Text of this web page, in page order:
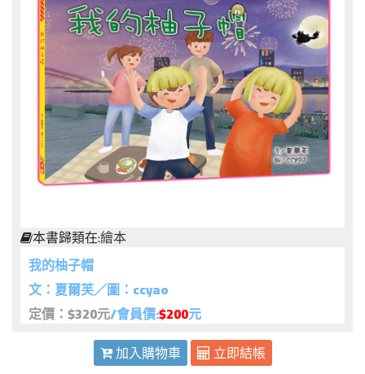
本書歸類在:繪本
我的柚子帽
文：夏爾芙／圖：ccyao
定價：$320元/會員價:$200元
加入購物車
立即結帳